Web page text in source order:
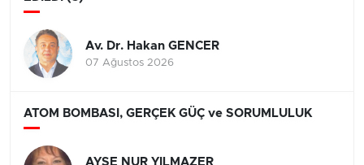
Av. Dr. Hakan GENCER
07 Ağustos 2026
ATOM BOMBASI, GERÇEK GÜÇ ve SORUMLULUK
AYŞE NUR YILMAZER